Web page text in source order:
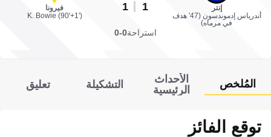
إنتر
أندرياس إدموندسون (47' هدف
في مرماه)
1
1
فيرونا
K. Bowie (90'+1')
استراحة0-0
المُلخص
الأحداث
الرئيسية
التشكيلة تعليق
توقع الفائز